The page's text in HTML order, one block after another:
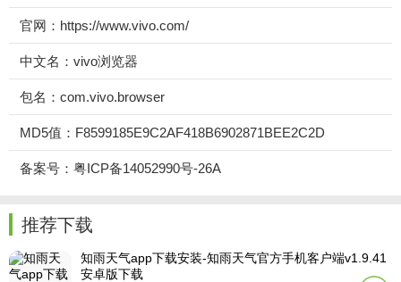
官网：https://www.vivo.com/
中文名：vivo浏览器
包名：com.vivo.browser
MD5值：F8599185E9C2AF418B6902871BEE2C2D
备案号：粤ICP备14052990号-26A
推荐下载
知雨天气app下载安装-知雨天气官方手机客户端v1.9.41
安卓版下载